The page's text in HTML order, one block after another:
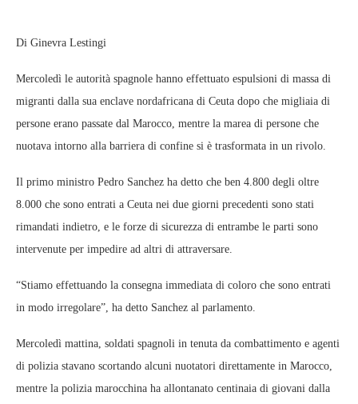
Di Ginevra Lestingi
Mercoledì le autorità spagnole hanno effettuato espulsioni di massa di
migranti dalla sua enclave nordafricana di Ceuta dopo che migliaia di
persone erano passate dal Marocco, mentre la marea di persone che
nuotava intorno alla barriera di confine si è trasformata in un rivolo.
Il primo ministro Pedro Sanchez ha detto che ben 4.800 degli oltre
8.000 che sono entrati a Ceuta nei due giorni precedenti sono stati
rimandati indietro, e le forze di sicurezza di entrambe le parti sono
intervenute per impedire ad altri di attraversare.
“Stiamo effettuando la consegna immediata di coloro che sono entrati
in modo irregolare”, ha detto Sanchez al parlamento.
Mercoledì mattina, soldati spagnoli in tenuta da combattimento e agenti
di polizia stavano scortando alcuni nuotatori direttamente in Marocco,
mentre la polizia marocchina ha allontanato centinaia di giovani dalla